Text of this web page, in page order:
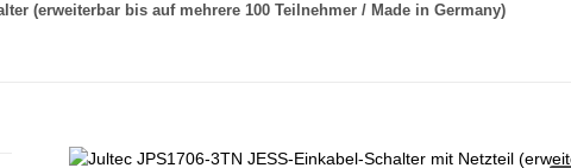
(erweiterbar bis auf mehrere 100 Teilnehmer / Made in Germany)